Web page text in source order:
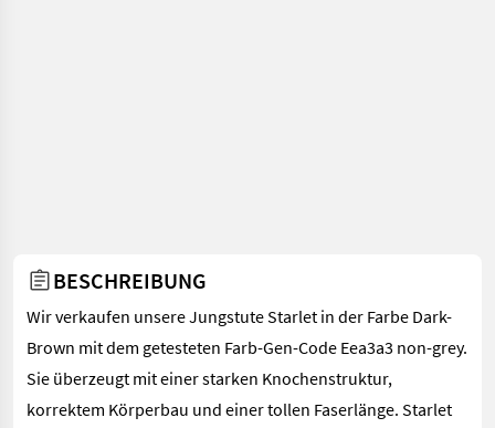
BESCHREIBUNG
Wir verkaufen unsere Jungstute Starlet in der Farbe Dark-
Brown mit dem getesteten Farb-Gen-Code Eea3a3 non-grey.
Sie überzeugt mit einer starken Knochenstruktur,
korrektem Körperbau und einer tollen Faserlänge. Starlet